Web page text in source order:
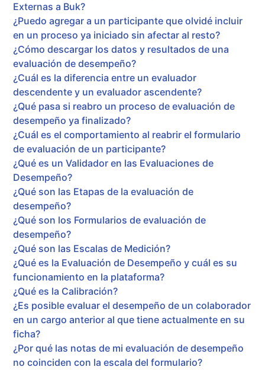
Externas a Buk?
¿Puedo agregar a un participante que olvidé incluir
en un proceso ya iniciado sin afectar al resto?
¿Cómo descargar los datos y resultados de una
evaluación de desempeño?
¿Cuál es la diferencia entre un evaluador
descendente y un evaluador ascendente?
¿Qué pasa si reabro un proceso de evaluación de
desempeño ya finalizado?
¿Cuál es el comportamiento al reabrir el formulario
de evaluación de un participante?
¿Qué es un Validador en las Evaluaciones de
Desempeño?
¿Qué son las Etapas de la evaluación de
desempeño?
¿Qué son los Formularios de evaluación de
desempeño?
¿Qué son las Escalas de Medición?
¿Qué es la Evaluación de Desempeño y cuál es su
funcionamiento en la plataforma?
¿Qué es la Calibración?
¿Es posible evaluar el desempeño de un colaborador
en un cargo anterior al que tiene actualmente en su
ficha?
¿Por qué las notas de mi evaluación de desempeño
no coinciden con la escala del formulario?